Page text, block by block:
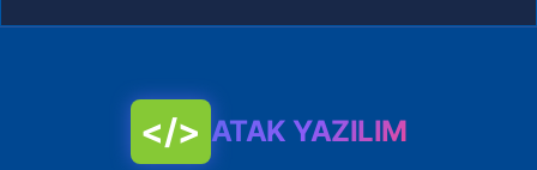
</> ATAK YAZILIM